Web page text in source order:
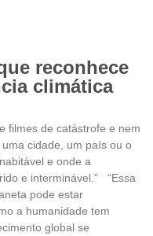
reconhece
climática
filmes de catástrofe e nem
cidade, um país ou o
e onde a
e interminável.” “Essa
pode estar
a humanidade tem
global se